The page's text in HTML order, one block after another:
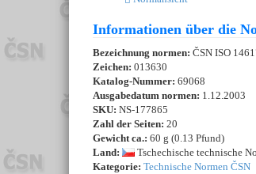
Informationen über die
Bezeichnung normen: ČSN ISO
Zeichen: 013630
Katalog-Nummer: 69068
Ausgabedatum normen: 1.12.2003
SKU: NS-177865
Zahl der Seiten: 20
Gewicht ca.: 60 g (0.13 Pfund)
Land:
Tschechische technische
Kategorie: Technische Normen ČSN